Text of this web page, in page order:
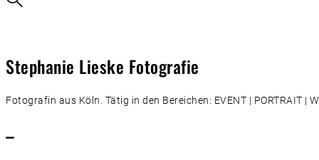
Stephanie Lieske Fotografie
Fotografin aus Köln. Tätig in den Bereichen: EVENT | PORTRAIT |
–